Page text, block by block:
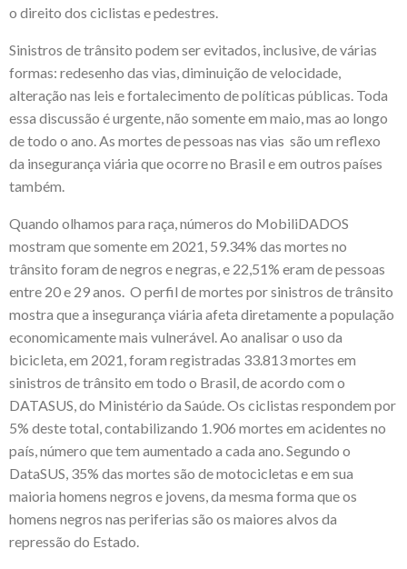
o direito dos ciclistas e pedestres.
Sinistros de trânsito podem ser evitados, inclusive, de várias
formas: redesenho das vias, diminuição de velocidade,
alteração nas leis e fortalecimento de políticas públicas. Toda
essa discussão é urgente, não somente em maio, mas ao longo
de todo o ano. As mortes de pessoas nas vias são um reflexo
da insegurança viária que ocorre no Brasil e em outros países
também.
Quando olhamos para raça, números do MobiliDADOS
mostram que somente em 2021, 59.34% das mortes no
trânsito foram de negros e negras, e 22,51% eram de pessoas
entre 20 e 29 anos. O perfil de mortes por sinistros de trânsito
mostra que a insegurança viária afeta diretamente a população
economicamente mais vulnerável. Ao analisar o uso da
bicicleta, em 2021, foram registradas 33.813 mortes em
sinistros de trânsito em todo o Brasil, de acordo com o
DATASUS, do Ministério da Saúde. Os ciclistas respondem por
5% deste total, contabilizando 1.906 mortes em acidentes no
país, número que tem aumentado a cada ano. Segundo o
DataSUS, 35% das mortes são de motocicletas e em sua
maioria homens negros e jovens, da mesma forma que os
homens negros nas periferias são os maiores alvos da
repressão do Estado.